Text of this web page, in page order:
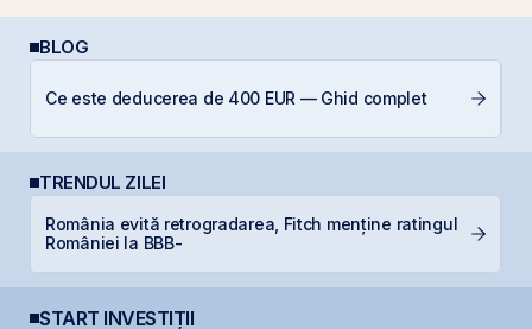
BLOG
Ce este deducerea de 400 EUR — Ghid complet
TRENDUL ZILEI
România evită retrogradarea, Fitch menține ratingul
României la BBB-
START INVESTIȚII